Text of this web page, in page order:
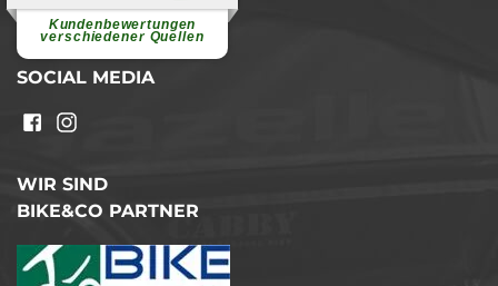
Kundenbewertungen
verschiedener Quellen
weiterlesen
SOCIAL MEDIA
WIR SIND
BIKE&CO PARTNER